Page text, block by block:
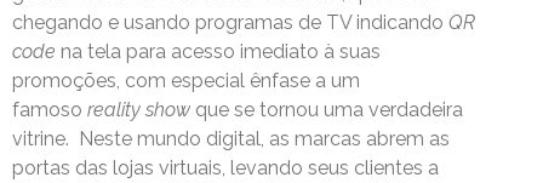
chegando e usando programas de TV indicando QR
code na tela para acesso imediato à suas
promoções, com especial ênfase a um
famoso reality show que se tornou uma verdadeira
vitrine. Neste mundo digital, as marcas abrem as
portas das lojas virtuais, levando seus clientes a